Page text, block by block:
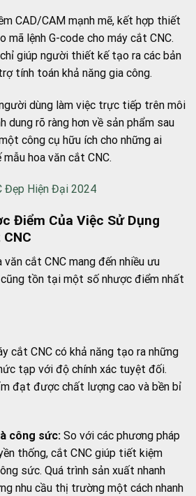
CAD/CAM mạnh mẽ, kết hợp thiết
mã lệnh G-code cho máy cắt CNC.
giúp người thiết kế tạo ra các bản
tính toán khả năng gia công.
dùng làm việc trực tiếp trên môi
dung rõ ràng hơn về sản phẩm sau
công cụ hữu ích cho những ai
hoa văn cắt CNC.
Đẹp Hiện Đại 2024
Điểm Của Việc Sử Dụng
cắt CNC mang đến nhiều ưu
tồn tại một số nhược điểm nhất
cắt CNC có khả năng tạo ra những
tạp với độ chính xác tuyệt đối.
đạt được chất lượng cao và bền bỉ
công sức: So với các phương pháp
thống, cắt CNC giúp tiết kiệm
sức. Quá trình sản xuất nhanh
nhu cầu thị trường một cách nhanh